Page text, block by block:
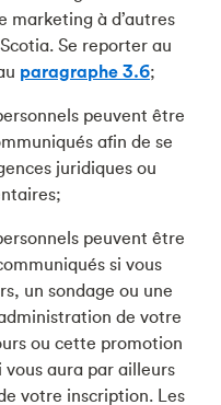
marketing à d’autres
Se reporter au
paragraphe 3.6;
peuvent être
afin de se
juridiques ou
peuvent être
si vous
un sondage ou une
de votre
ou cette promotion
aura par ailleurs
votre inscription. Les